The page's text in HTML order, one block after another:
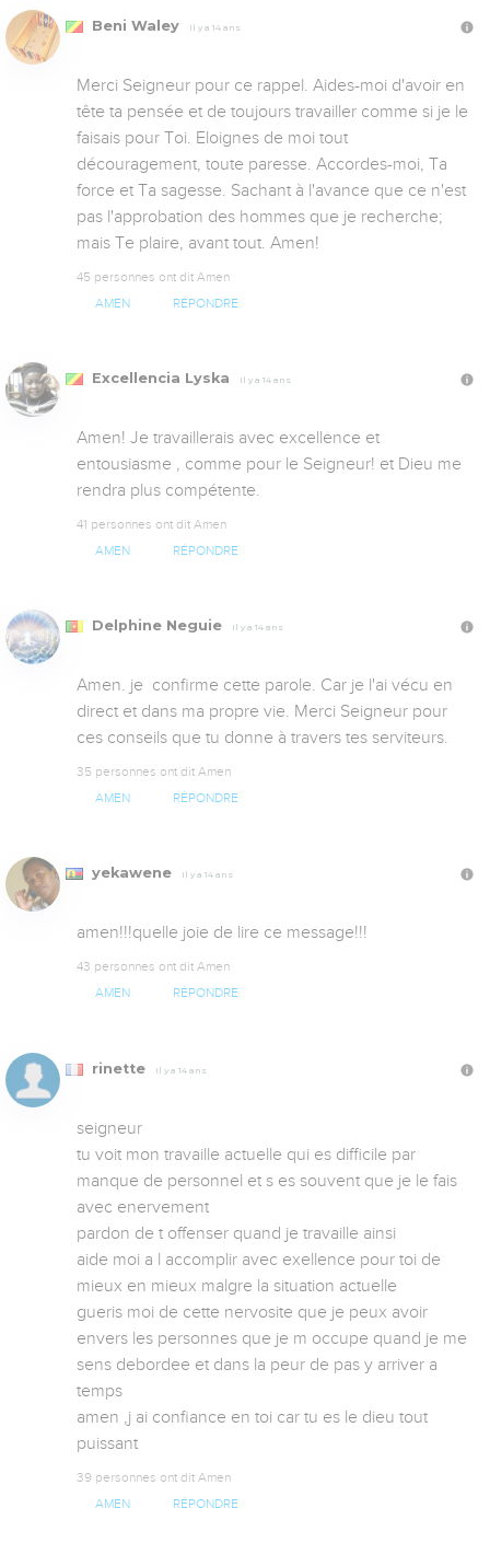
Beni Waley Il y a 14 ans
Merci Seigneur pour ce rappel. Aides-moi d'avoir en
tête ta pensée et de toujours travailler comme si je le
faisais pour Toi. Eloignes de moi tout
découragement, toute paresse. Accordes-moi, Ta
force et Ta sagesse. Sachant à l'avance que ce n'est
pas l'approbation des hommes que je recherche;
mais Te plaire, avant tout. Amen!
45 personnes ont dit Amen
AMEN RÉPONDRE
Excellencia Lyska Il y a 14 ans
Amen! Je travaillerais avec excellence et
entousiasme , comme pour le Seigneur! et Dieu me
rendra plus compétente.
41 personnes ont dit Amen
AMEN RÉPONDRE
Delphine Neguie Il y a 14 ans
Amen. je  confirme cette parole. Car je l'ai vécu en
direct et dans ma propre vie. Merci Seigneur pour
ces conseils que tu donne à travers tes serviteurs.
35 personnes ont dit Amen
AMEN RÉPONDRE
yekawene Il y a 14 ans
amen!!!quelle joie de lire ce message!!!
43 personnes ont dit Amen
AMEN RÉPONDRE
rinette Il y a 14 ans
seigneur
tu voit mon travaille actuelle qui es difficile par
manque de personnel et s es souvent que je le fais
avec enervement
pardon de t offenser quand je travaille ainsi
aide moi a l accomplir avec exellence pour toi de
mieux en mieux malgre la situation actuelle
gueris moi de cette nervosite que je peux avoir
envers les personnes que je m occupe quand je me
sens debordee et dans la peur de pas y arriver a
temps
amen ,j ai confiance en toi car tu es le dieu tout
puissant
39 personnes ont dit Amen
AMEN RÉPONDRE